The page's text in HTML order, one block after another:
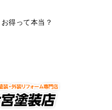
得って本当？